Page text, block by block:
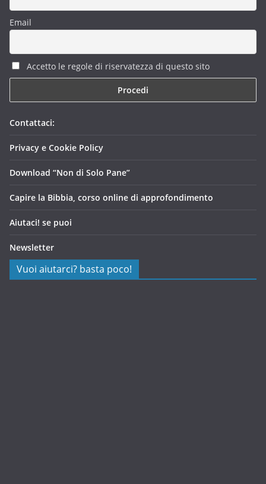
Email
Accetto le regole di riservatezza di questo sito
Contattaci:
Privacy e Cookie Policy
Download “Non di Solo Pane”
Capire la Bibbia, corso online di approfondimento
Aiutaci! se puoi
Newsletter
Vuoi aiutarci? basta poco!